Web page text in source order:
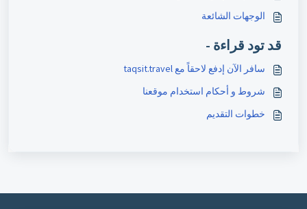
الوجهات الشائعة
قد تود قراءة -
سافر الآن إدفع لاحقاً مع taqsit.travel
شروط و أحكام استخدام موقعنا
خطوات التقديم